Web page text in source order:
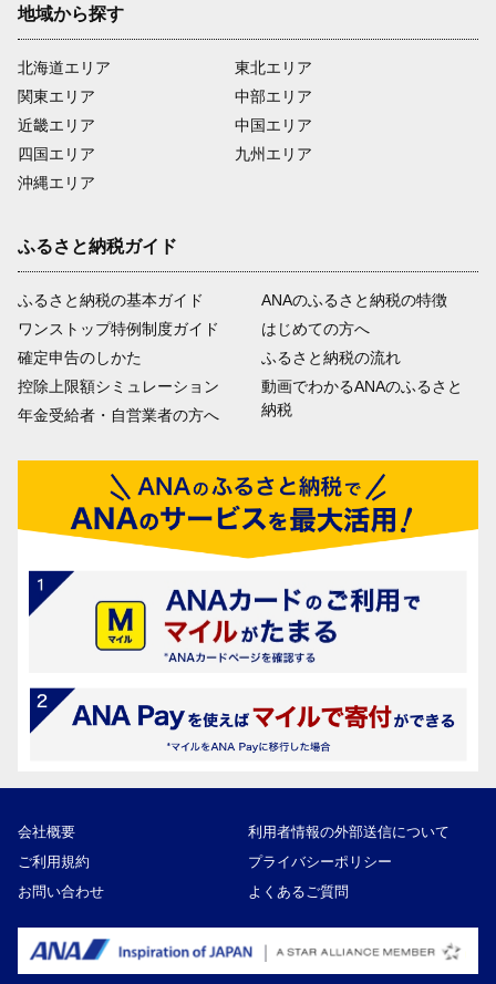
地域から探す
北海道エリア
関東エリア
近畿エリア
四国エリア
沖縄エリア
東北エリア
中部エリア
中国エリア
九州エリア
ふるさと納税ガイド
ふるさと納税の基本ガイド
ワンストップ特例制度ガイド
確定申告のしかた
控除上限額シミュレーション
年金受給者・自営業者の方へ
ANAのふるさと納税の特徴
はじめての方へ
ふるさと納税の流れ
動画でわかるANAのふるさと
納税
会社概要
利用者情報の外部送信について
ご利用規約
プライバシーポリシー
お問い合わせ
よくあるご質問